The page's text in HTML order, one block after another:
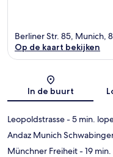
Berliner Str. 85, Munich,
Op de kaart bekijken
In de buurt
Leopoldstrasse- 5 min.
Andaz Munich
Münchner Freiheit- 19